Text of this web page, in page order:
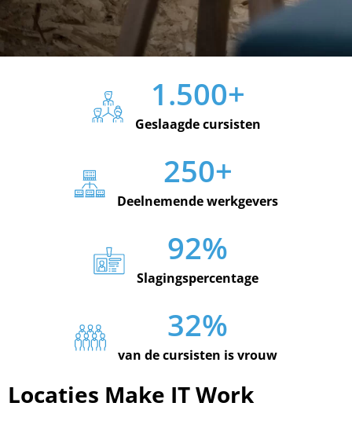
Geslaagde cursisten
1.500+
Deelnemende werkgevers
250+
Slagingspercentage
92%
van de cursisten is vrouw
32%
Locaties Make IT Work